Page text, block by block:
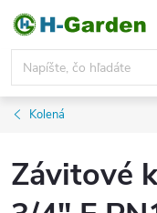
Prejsť
obsah
Kolená
Závitové